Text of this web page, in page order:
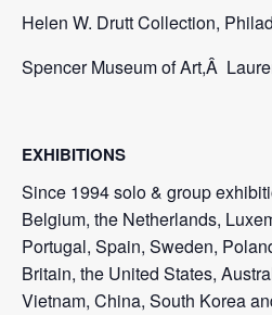
Helen W. Drutt Collection,
Spencer Museum of Art,Â
EXHIBITIONS
Since 1994 solo & group
Belgium, the Netherlands,
Portugal, Spain, Sweden,
Britain, the United States,
Vietnam, China, South Korea